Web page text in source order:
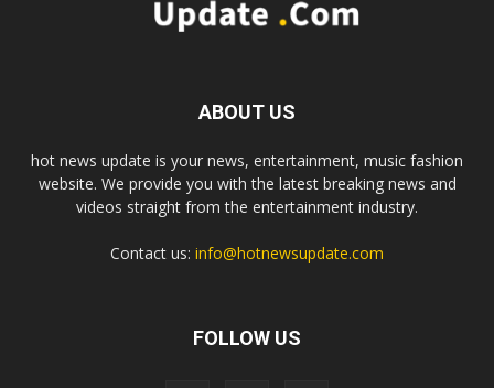
ABOUT US
hot news update is your news, entertainment, music fashion
website. We provide you with the latest breaking news and
videos straight from the entertainment industry.
Contact us: info@hotnewsupdate.com
FOLLOW US